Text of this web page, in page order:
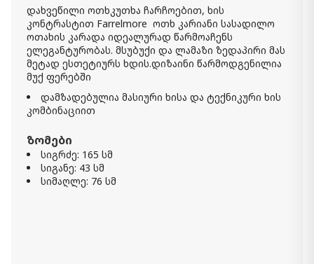
კარადა აქცენტით Cadewick
4 900.00 ₾
3 430.00 ₾
Item: A4000570
Adderley
დახვეწილი ოთხკუთხა ჩარჩოებით, ხის
კონტრასტით Farrelmore ოთხ კარიანი სასადილო
ოთახის კარადა იდეალურად წარმოაჩენს
ელეგანტურობას. მსუბუქი და ლამაზი ზედაპირი მას
მეტად ესთეტიურს ხდის.დიზაინი წარმოდგენილია
მუქ ფერებში
დამზადებულია მასიური ხისა და ტექნიკური ხის
კომბინაციით
ზომები
სიგრძე: 165 სმ
სიგანე: 43 სმ
სიმაღლე: 76 სმ